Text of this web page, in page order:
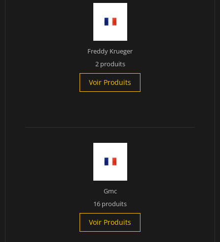
Freddy Krueger
2 produits
Voir Produits
Gmc
16 produits
Voir Produits